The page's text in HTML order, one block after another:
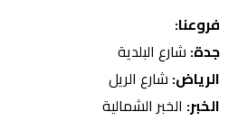
فروعنا:
جدة: شارع البلدية
الرياض: شارع الريل
الخبر: الخبر الشمالية